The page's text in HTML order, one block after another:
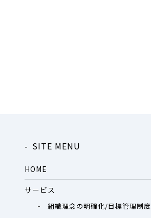
SITE MENU
HOME
サービス
組織理念の明確化/目標管理制度